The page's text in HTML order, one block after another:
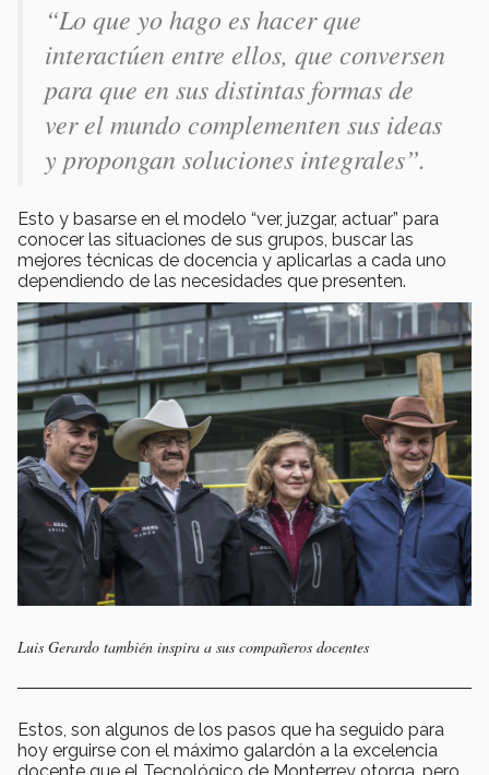
“Lo que yo hago es hacer que
interactúen entre ellos, que conversen
para que en sus distintas formas de
ver el mundo complementen sus ideas
y propongan soluciones integrales”.
Esto y basarse en el modelo “ver, juzgar, actuar” para
conocer las situaciones de sus grupos, buscar las
mejores técnicas de docencia y aplicarlas a cada uno
dependiendo de las necesidades que presenten.
Luis Gerardo también inspira a sus compañeros docentes
Estos, son algunos de los pasos que ha seguido para
hoy erguirse con el máximo galardón a la excelencia
docente que el Tecnológico de Monterrey otorga, pero